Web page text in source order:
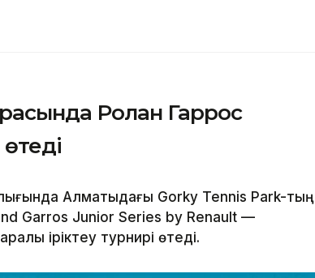
Ролан Гаррос
Алматыдағы Gorky Tennis Park-тың
Garros Junior Series by Renault —
іріктеу турнирі өтеді.